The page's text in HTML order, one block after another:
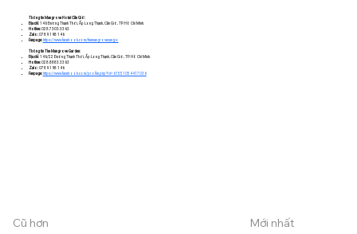
Thông tin Mangrove Hotel Cần Giờ:
Địa chỉ:146 Đường Thạnh Thới, Ấp Long Thạnh, Cần Giờ, TP. Hồ Chí Minh.
Hotline:028.7303.3363
Zalo:0789 198 146
Fanpage: https://www.facebook.com/themangrovecangio
Thông tin The Mangrove Garden:
Địa chỉ:146/22 Đường Thạnh Thới, Ấp Long Thạnh, Cần Giờ, TP. Hồ Chí Minh.
Hotline:028.8883.3363
Zalo:0789 198 146
Fanpage: https://www.facebook.com/profile.php?id=61551054417036
Cũ hơn Mới nhất